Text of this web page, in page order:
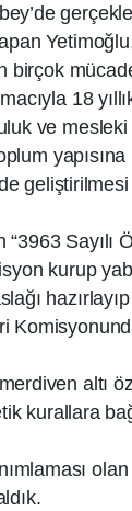
birçok
18
ve mesleki
Sayılı
kurup
altı
kurallara